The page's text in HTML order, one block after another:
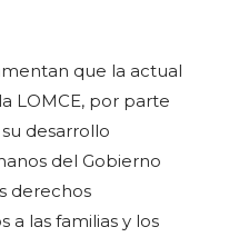
que la actual
LOMCE, por parte
desarrollo
del Gobierno
derechos
a las familias y los